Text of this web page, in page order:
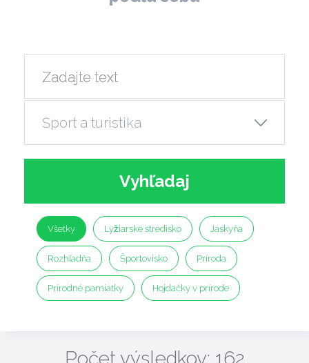
Vyhľadaj
Všetky Lyžiarske stredisko Jaskyňa
Rozhľadňa Športovisko Príroda
Prírodné pamiatky Hojdačky v prírode